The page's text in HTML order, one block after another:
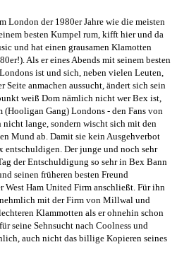
London der 1980er Jahre wie die meisten
besten Kumpel rum, kifft hier und da
und hat einen grausamen Klamotten
Als er eines Abends mit seinem besten
ist und sich, neben vielen Leuten,
Seite anmachen aussucht, ändert sich sein
weiß Dom nämlich nicht wer Bex ist,
(Hooligan Gang) Londons - den Fans von
lange, sondern wischt sich mit den
Mund ab. Damit sie kein Ausgehverbot
entschuldigen. Der junge und noch sehr
der Entschuldigung so sehr in Bex Bann
seinen früheren besten Freund
West Ham United Firm anschließt. Für ihn
mit der Firm von Millwal und
Klammotten als er ohnehin schon
seine Sehnsucht nach Coolness und
auch nicht das billige Kopieren seines